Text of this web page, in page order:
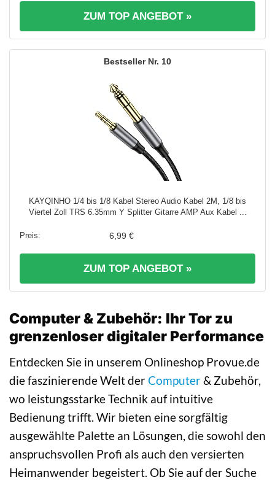
ZUM TOP ANGEBOT »
10
KAYQINHO 1/4 bis 1/8 Kabel Stereo Audio Kabel 2M, 1/8 bis
Viertel Zoll TRS 6.35mm Y Splitter Gitarre AMP Aux Kabel ...
6,99 €
ZUM TOP ANGEBOT »
Computer & Zubehör: Ihr Tor zu
grenzenloser digitaler Performance
Entdecken Sie in unserem Onlineshop Provue.de
die faszinierende Welt derComputer& Zubehör,
wo leistungsstarke Technik auf intuitive
Bedienung trifft. Wir bieten eine sorgfältig
ausgewählte Palette an Lösungen, die sowohl den
anspruchsvollen Profi als auch den versierten
Heimanwender begeistert. Ob Sie auf der Suche